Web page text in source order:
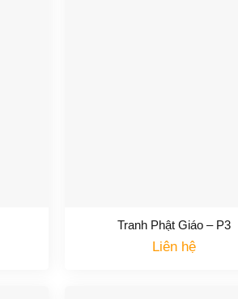
Tranh Phật Giáo – P3
Liên hệ